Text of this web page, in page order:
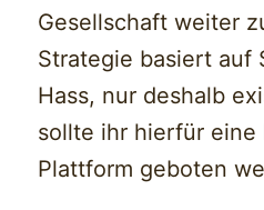
Gesellschaft weiter
Strategie basiert auf
Hass, nur deshalb
sollte ihr hierfür eine
Plattform geboten